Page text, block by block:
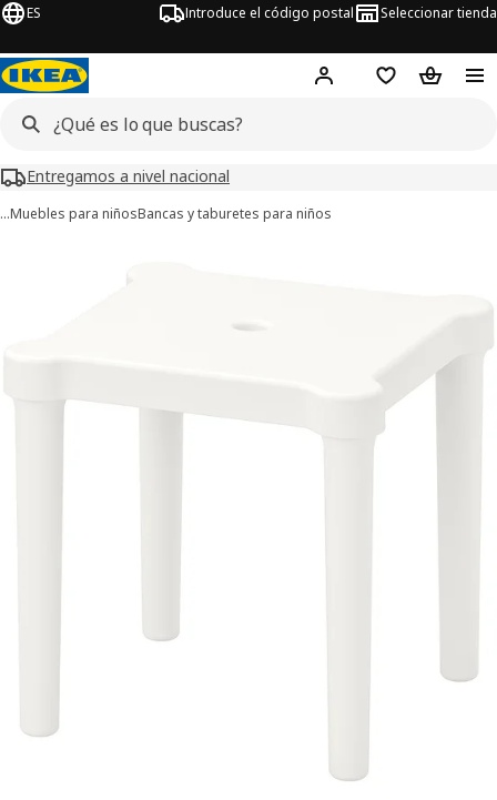
ES Introduce el código postal Seleccionar tienda
Hej! Inicia sesión o
Lista de la
Carrito
Entregamos a nivel nacional
…Muebles para niñosBancas y taburetes para niños